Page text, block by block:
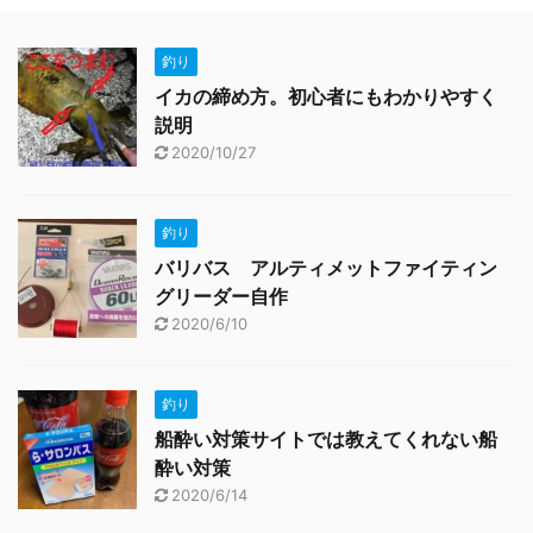
釣り
イカの締め方。初心者にもわかりやすく
説明
2020/10/27
釣り
バリバス アルティメットファイティン
グリーダー自作
2020/6/10
釣り
船酔い対策サイトでは教えてくれない船
酔い対策
2020/6/14